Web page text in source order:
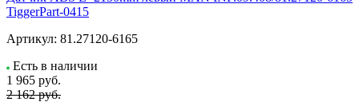
TiggerPart-0415
Артикул: 81.27120-6165
Есть в наличии
1 965 руб.
2 162 руб.